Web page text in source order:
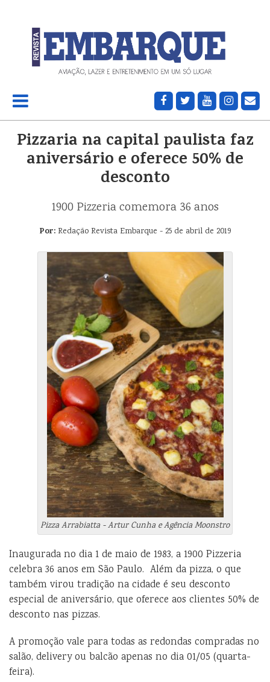
Pizzaria na capital paulista faz
aniversário e oferece 50% de
desconto
1900 Pizzeria comemora 36 anos
Por: Redação Revista Embarque - 25 de abril de 2019
Pizza Arrabiatta - Artur Cunha e Agência Moonstro
Inaugurada no dia 1 de maio de 1983, a 1900 Pizzeria
celebra 36 anos em São Paulo. Além da pizza, o que
também virou tradição na cidade é seu desconto
especial de aniversário, que oferece aos clientes 50% de
desconto nas pizzas.
A promoção vale para todas as redondas compradas no
salão, delivery ou balcão apenas no dia 01/05 (quarta-
feira).